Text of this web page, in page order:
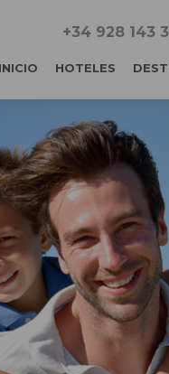
+34 928 143
INICIO HOTELES